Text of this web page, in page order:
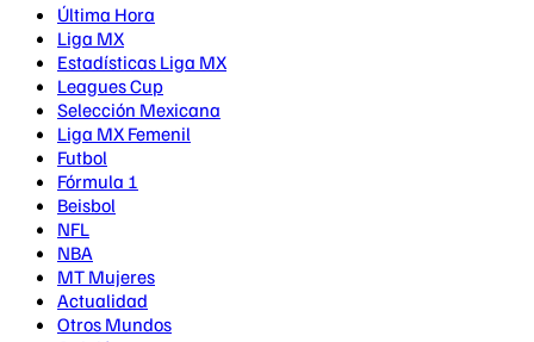
Última Hora
Liga MX
Estadísticas Liga MX
Leagues Cup
Selección Mexicana
Liga MX Femenil
Futbol
Fórmula 1
Beisbol
NFL
NBA
MT Mujeres
Actualidad
Otros Mundos